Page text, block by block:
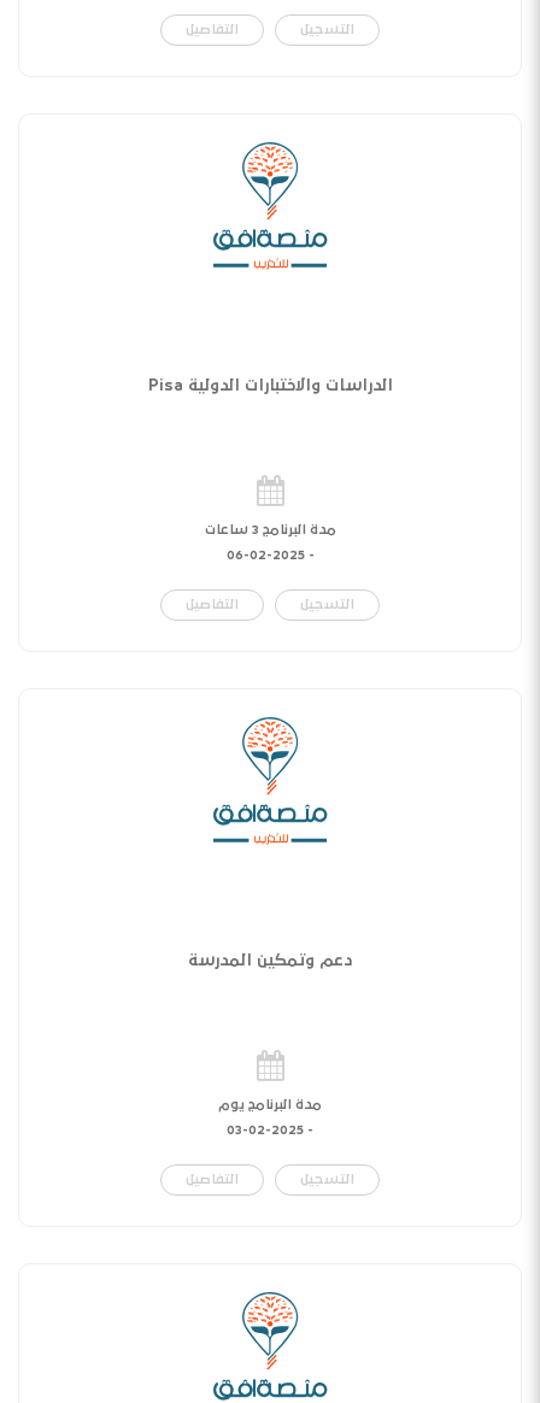
التسجيل التفاصيل
الدراسات والاختبارات الدولية Pisa
مدة البرنامج 3 ساعات
-
06-02-2025
التسجيل التفاصيل
دعم وتمكين المدرسة
مدة البرنامج يوم
-
03-02-2025
التسجيل التفاصيل